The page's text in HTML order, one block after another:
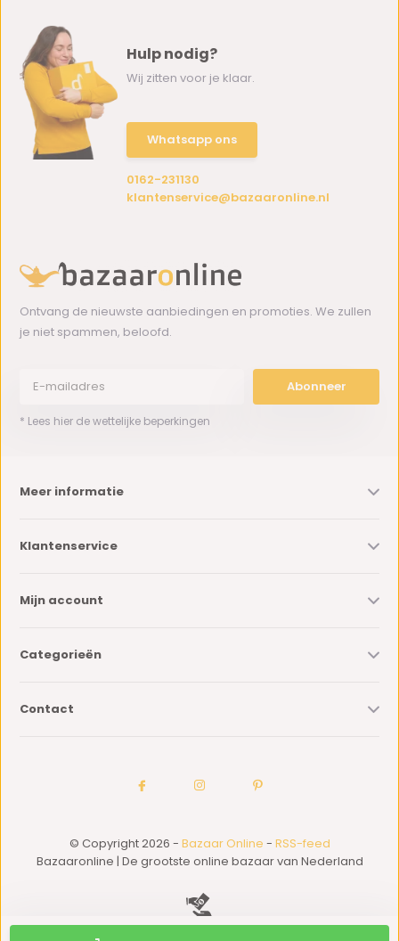
Hulp nodig?
Wij zitten voor je klaar.
Whatsapp ons
0162-231130
klantenservice@bazaaronline.nl
Ontvang de nieuwste aanbiedingen en promoties. We zullen
je niet spammen, beloofd.
Abonneer
* Lees hier de wettelijke beperkingen
Meer informatie
Klantenservice
Mijn account
Categorieën
Contact
© Copyright 2026 - Bazaar Online - RSS-feed
Bazaaronline | De grootste online bazaar van Nederland